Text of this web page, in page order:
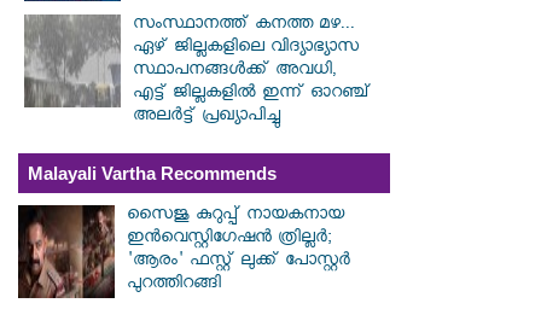
സംസ്ഥാനത്ത് കനത്ത മഴ...
ഏഴ് ജില്ലകളിലെ വിദ്യാഭ്യാസ
സ്ഥാപനങ്ങൾക്ക് അവധി,
എട്ട് ജില്ലകളിൽ ഇന്ന് ഓറഞ്ച്
അലർട്ട് പ്രഖ്യാപിച്ചു
Malayali Vartha Recommends
സൈജു കുറുപ്പ് നായകനായ
ഇൻവെസ്റ്റിഗേഷൻ ത്രില്ലർ;
'ആരം' ഫസ്റ്റ് ലുക്ക് പോസ്റ്റർ
പുറത്തിറങ്ങി